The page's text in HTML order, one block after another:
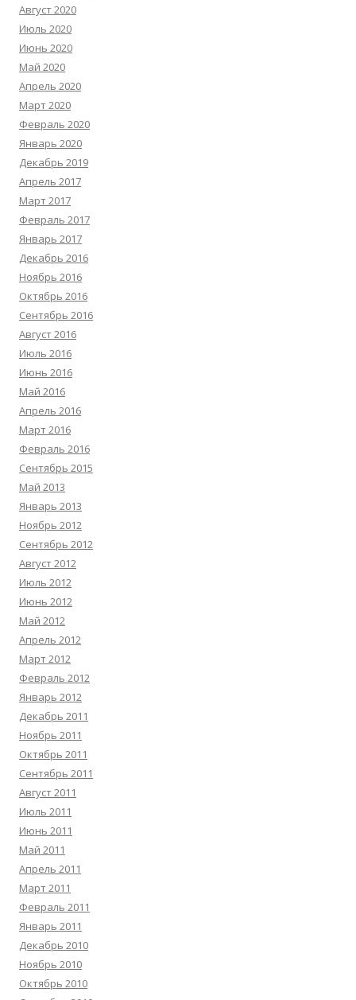
Август 2020
Июль 2020
Июнь 2020
Май 2020
Апрель 2020
Март 2020
Февраль 2020
Январь 2020
Декабрь 2019
Апрель 2017
Март 2017
Февраль 2017
Январь 2017
Декабрь 2016
Ноябрь 2016
Октябрь 2016
Сентябрь 2016
Август 2016
Июль 2016
Июнь 2016
Май 2016
Апрель 2016
Март 2016
Февраль 2016
Сентябрь 2015
Май 2013
Январь 2013
Ноябрь 2012
Сентябрь 2012
Август 2012
Июль 2012
Июнь 2012
Май 2012
Апрель 2012
Март 2012
Февраль 2012
Январь 2012
Декабрь 2011
Ноябрь 2011
Октябрь 2011
Сентябрь 2011
Август 2011
Июль 2011
Июнь 2011
Май 2011
Апрель 2011
Март 2011
Февраль 2011
Январь 2011
Декабрь 2010
Ноябрь 2010
Октябрь 2010